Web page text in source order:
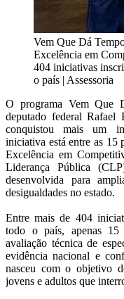
Vem Que Dá
Excelência em
404 iniciativas
o país | Assessoria
O programa Vem Que
deputado federal Rafael
conquistou mais um
iniciativa está entre as 15
Excelência em
Liderança Pública
desenvolvida para
desigualdades no estado.
Entre mais de 404
todo o país, apenas 15
avaliação técnica de
evidência nacional e
nasceu com o objetivo
jovens e adultos que